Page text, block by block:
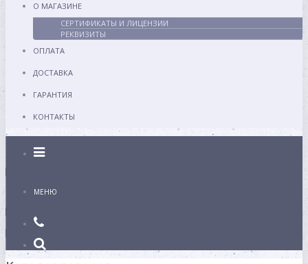
О МАГАЗИНЕ
СЕРТИФИКАТЫ И ЛИЦЕНЗИИ
РЕКВИЗИТЫ
ОПЛАТА
ДОСТАВКА
ГАРАНТИЯ
КОНТАКТЫ
Каталог
МЕНЮ